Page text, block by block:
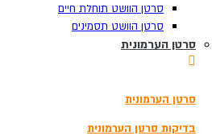
סרטן הוושט תוחלת חיים
סרטן הוושט תסמינים
סרטן הערמונית
סרטן הערמונית
בדיקות סרטן הערמונית
צפה בכל התוצאות
הזמנת בדיקה
3180*
בדיקת סקר לגילוי מוקדם של סרטן
סרטן הוושט תוחלת חיים
סרטן הוושט תסמינים
סרטן הערמונית
סרטן הערמונית
בדיקות סרטן הערמונית